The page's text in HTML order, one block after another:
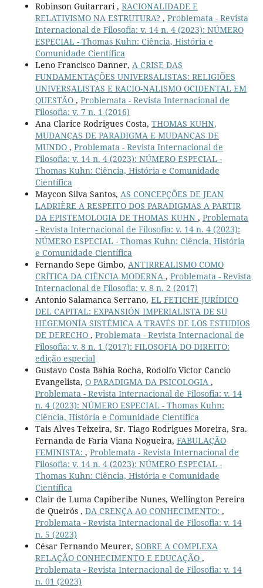
Robinson Guitarrari , RACIONALIDADE E
RELATIVISMO NA ESTRUTURA? , Problemata - Revista
Internacional de Filosofia: v. 14 n. 4 (2023): NÚMERO
ESPECIAL - Thomas Kuhn: Ciência, História e
Comunidade Científica
Leno Francisco Danner, A CRISE DAS
FUNDAMENTAÇÕES UNIVERSALISTAS: RELIGIÕES
UNIVERSALISTAS E RACIO-NALISMO OCIDENTAL EM
QUESTÃO , Problemata - Revista Internacional de
Filosofia: v. 7 n. 1 (2016)
Ana Clarice Rodrigues Costa, THOMAS KUHN,
MUDANÇAS DE PARADIGMA E MUDANÇAS DE
MUNDO , Problemata - Revista Internacional de
Filosofia: v. 14 n. 4 (2023): NÚMERO ESPECIAL -
Thomas Kuhn: Ciência, História e Comunidade
Científica
Maycon Silva Santos, AS CONCEPÇÕES DE JEAN
LADRIÈRE A RESPEITO DOS PARADIGMAS A PARTIR
DA EPISTEMOLOGIA DE THOMAS KUHN , Problemata
- Revista Internacional de Filosofia: v. 14 n. 4 (2023):
NÚMERO ESPECIAL - Thomas Kuhn: Ciência, História
e Comunidade Científica
Fernando Sepe Gimbo, ANTIRREALISMO COMO
CRÍTICA DA CIÊNCIA MODERNA , Problemata - Revista
Internacional de Filosofia: v. 8 n. 2 (2017)
Antonio Salamanca Serrano, EL FETICHE JURÍDICO
DEL CAPITAL: EXPANSIÓN IMPERIALISTA DE SU
HEGEMONÍA SISTÉMICA A TRAVÉS DE LOS ESTUDIOS
DE DERECHO , Problemata - Revista Internacional de
Filosofia: v. 8 n. 1 (2017): FILOSOFIA DO DIREITO:
edição especial
Gustavo Costa Bahia Rocha, Rodolfo Victor Cancio
Evangelista, O PARADIGMA DA PSICOLOGIA ,
Problemata - Revista Internacional de Filosofia: v. 14
n. 4 (2023): NÚMERO ESPECIAL - Thomas Kuhn:
Ciência, História e Comunidade Científica
Tais Alves Teixeira, Sr. Tiago Rodrigues Moreira, Sra.
Fernanda de Faria Viana Nogueira, FABULAÇÃO
FEMINISTA: , Problemata - Revista Internacional de
Filosofia: v. 14 n. 4 (2023): NÚMERO ESPECIAL -
Thomas Kuhn: Ciência, História e Comunidade
Científica
Clair de Luma Capiberibe Nunes, Wellington Pereira
de Queirós , DA CRENÇA AO CONHECIMENTO: ,
Problemata - Revista Internacional de Filosofia: v. 14
n. 5 (2023)
César Fernando Meurer, SOBRE A COMPLEXA
RELAÇÃO CONHECIMENTO E EDUCAÇÃO ,
Problemata - Revista Internacional de Filosofia: v. 14
n. 01 (2023)